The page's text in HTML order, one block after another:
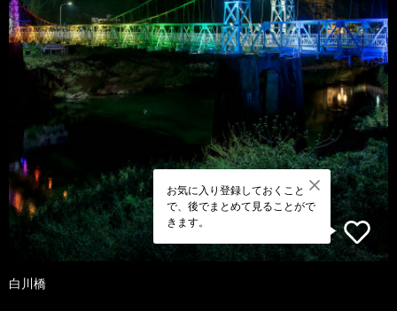
お気に入り登録しておくこと
で、後でまとめて見ることがで
きます。
白川橋